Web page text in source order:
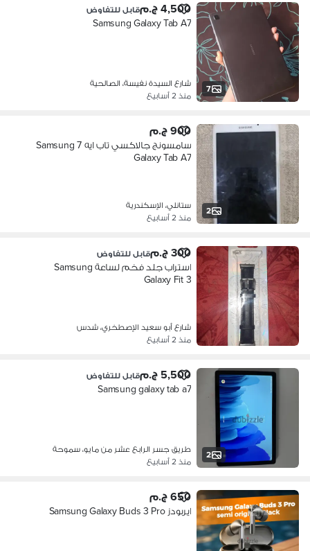
7
4,500 ج.م قابل للتفاوض
Samsung Galaxy Tab A7
شارع السيدة نفيسة، الصالحية
منذ 2 أسابيع
2
900 ج.م
سامسونج جالاكسي تاب ايه 7 Samsung
Galaxy Tab A7
ستانلي، الإسكندرية
منذ 2 أسابيع
300 ج.م قابل للتفاوض
استراب جلد فخم لساعة Samsung
Galaxy Fit 3
شارع أبو سعيد الإصطخري، شدس
منذ 2 أسابيع
2
5,500 ج.م قابل للتفاوض
Samsung galaxy tab a7
طريق جسر الرابع عشر من مايو، سموحة
منذ 2 أسابيع
650 ج.م
ايربودز Samsung Galaxy Buds 3 Pro